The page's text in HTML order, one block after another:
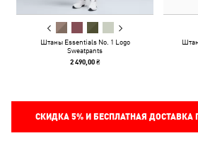
Штаны Essentials No. 1 Logo
Sweatpants
2 490,00 ₴
СКИДКА 5%И БЕСПЛАТНАЯ ДОСТАВКА